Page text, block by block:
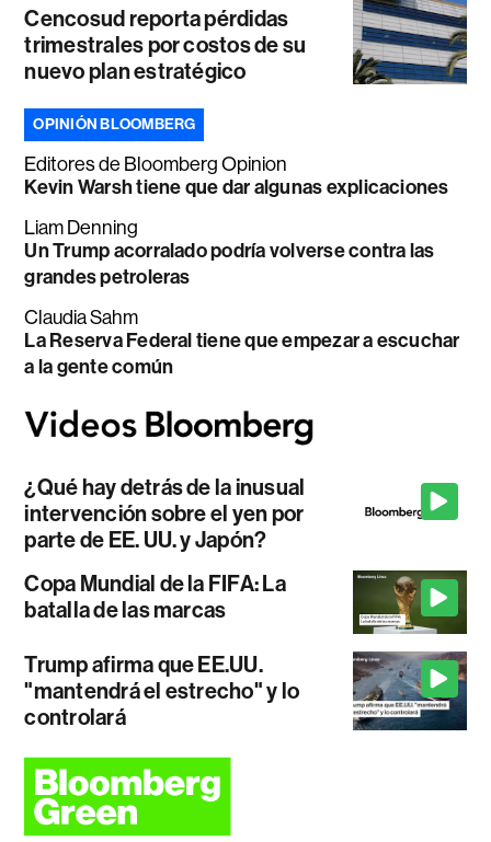
Cencosud reporta pérdidas
trimestrales por costos de su
nuevo plan estratégico
OPINIÓN BLOOMBERG
Editores de Bloomberg Opinion
Kevin Warsh tiene que dar algunas explicaciones
Liam Denning
Un Trump acorralado podría volverse contra las
grandes petroleras
Claudia Sahm
La Reserva Federal tiene que empezar a escuchar
a la gente común
¿Qué hay detrás de la inusual
intervención sobre el yen por
parte de EE. UU. y Japón?
Copa Mundial de la FIFA: La
batalla de las marcas
Trump afirma que EE.UU.
"mantendrá el estrecho" y lo
controlará